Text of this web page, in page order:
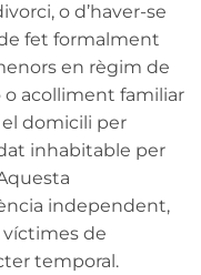
o d’haver-se
fet formalment
en règim de
o acolliment familiar
domicili per
inhabitable per
independent,
de
temporal.